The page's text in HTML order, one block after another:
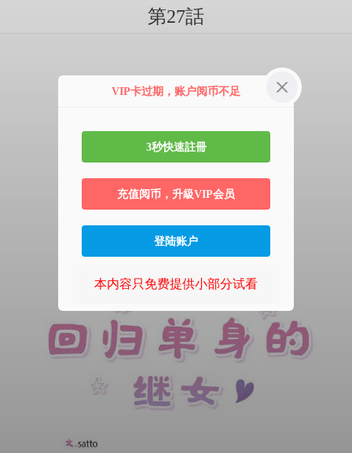
第27話
VIP卡过期，账户阅币不足
3秒快速註冊
充值阅币，升級VIP会员
登陆账户
本内容只免费提供小部分试看